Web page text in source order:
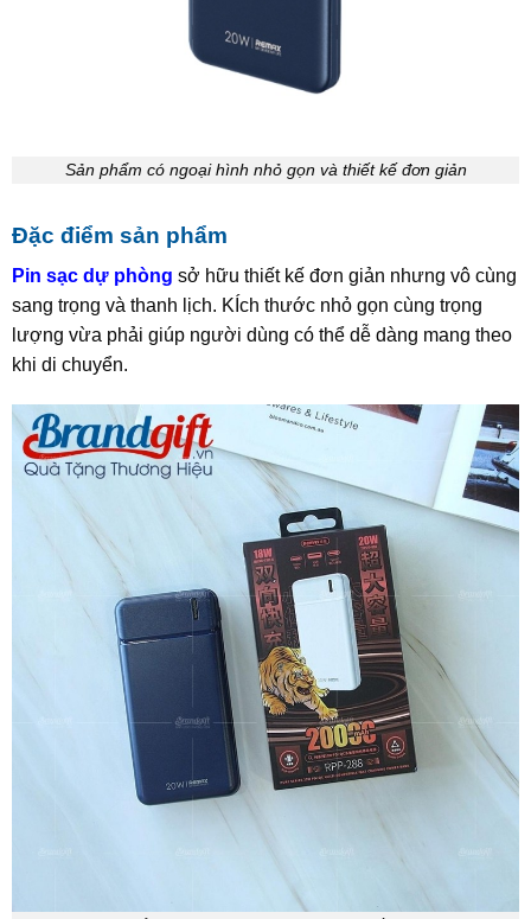
Sản phẩm có ngoại hình nhỏ gọn và thiết kế đơn giản
Đặc điểm sản phẩm
Pin sạc dự phòng sở hữu thiết kế đơn giản nhưng vô cùng
sang trọng và thanh lịch. KÍch thước nhỏ gọn cùng trọng
lượng vừa phải giúp người dùng có thể dễ dàng mang theo
khi di chuyển.